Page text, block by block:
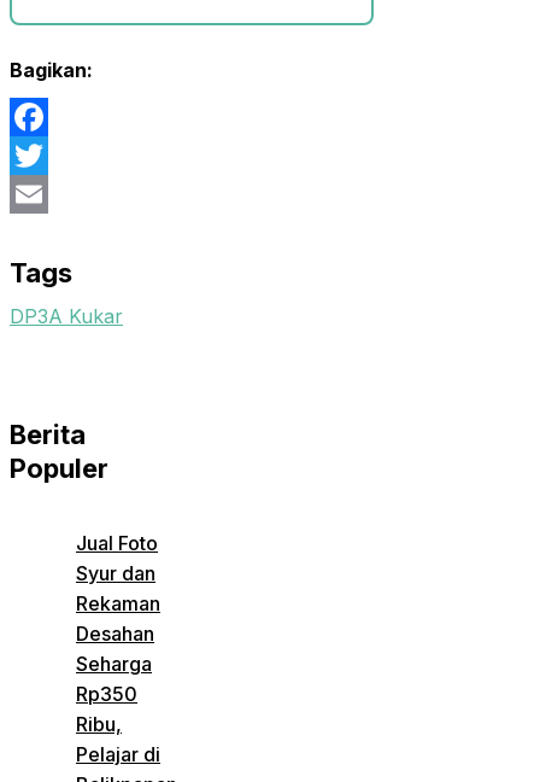
Bagikan:
Facebook
Twitter
Tags
DP3A Kukar
Berita
Populer
Jual Foto
Syur dan
Rekaman
Desahan
Seharga
Rp350
Ribu,
Pelajar di